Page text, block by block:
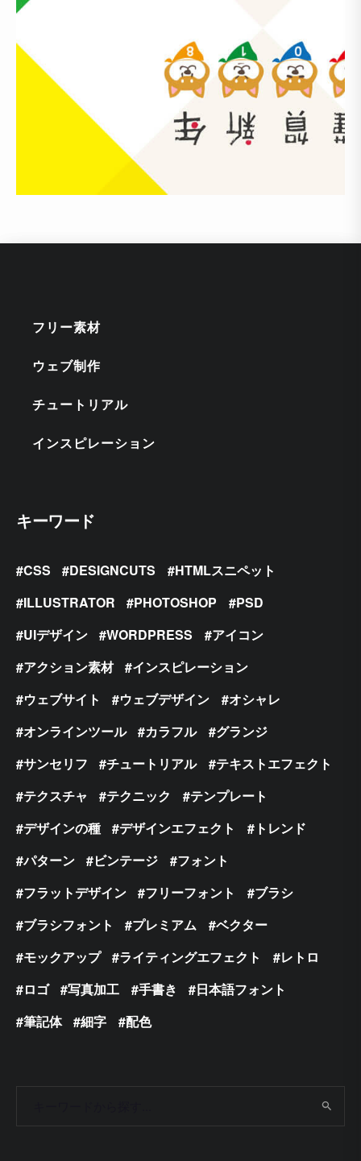
フリー素材
ウェブ制作
チュートリアル
インスピレーション
キーワード
CSS DESIGNCUTS
HTMLスニペット
ILLUSTRATOR
PHOTOSHOP
PSD
UIデザイン
WORDPRESS
アイコン
アクション素材
インスピレーション
ウェブサイト
ウェブデザイン
オシャレ
オンラインツール
カラフル
グランジ
サンセリフ
チュートリアル
テキストエフェクト
テクスチャ
テクニック
テンプレート
デザインの種
デザインエフェクト
トレンド
パターン
ビンテージ
フォント
フラットデザイン
フリーフォント
ブラシ
ブラシフォント
プレミアム
ベクター
モックアップ
ライティングエフェクト
レトロ
ロゴ
写真加工 手書き
日本語フォント
筆記体
細字 配色